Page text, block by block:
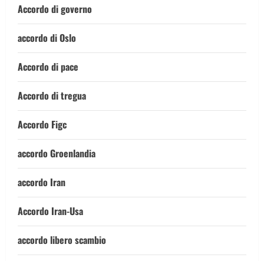
Accordo di governo
accordo di Oslo
Accordo di pace
Accordo di tregua
Accordo Figc
accordo Groenlandia
accordo Iran
Accordo Iran-Usa
accordo libero scambio